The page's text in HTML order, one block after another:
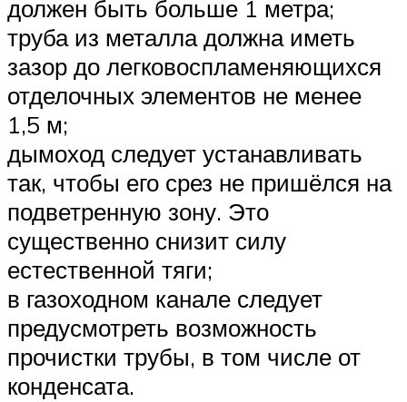
должен быть больше 1 метра;
труба из металла должна иметь
зазор до легковоспламеняющихся
отделочных элементов не менее
1,5 м;
дымоход следует устанавливать
так, чтобы его срез не пришёлся на
подветренную зону. Это
существенно снизит силу
естественной тяги;
в газоходном канале следует
предусмотреть возможность
прочистки трубы, в том числе от
конденсата.